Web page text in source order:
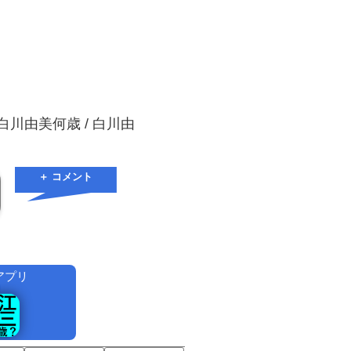
川由美何歳 / 白川由
＋ コメント
プリ